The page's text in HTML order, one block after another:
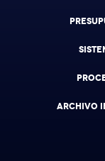
ARCHIVO